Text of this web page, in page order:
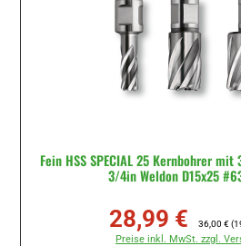
Fein HSS SPECIAL 25 Kernbohrer
3/4in Weldon D15x25
Verkaufspreis:
28,99 € 36,00 €
Preise inkl. MwSt. zzgl.